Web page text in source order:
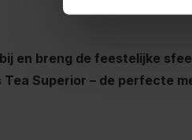
en breng de feestelijke
Tea Superior – de perfecte